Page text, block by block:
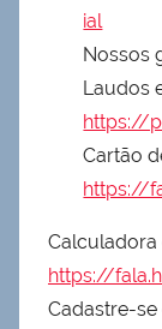
ial
Nossos
Laudos
https://
Cartão
https://
Calculadora
https://
Cadastre-se